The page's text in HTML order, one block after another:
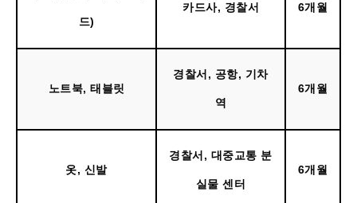
드)
카드사, 경찰서 6개월
노트북, 태블릿
경찰서, 공항, 기차
역
6개월
옷, 신발
경찰서, 대중교통 분
실물 센터
6개월